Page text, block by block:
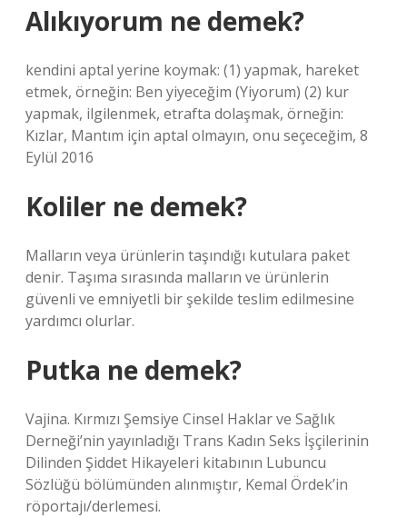
Alıkıyorum ne demek?
kendini aptal yerine koymak: (1) yapmak, hareket
etmek, örneğin: Ben yiyeceğim (Yiyorum) (2) kur
yapmak, ilgilenmek, etrafta dolaşmak, örneğin:
Kızlar, Mantım için aptal olmayın, onu seçeceğim, 8
Eylül 2016
Koliler ne demek?
Malların veya ürünlerin taşındığı kutulara paket
denir. Taşıma sırasında malların ve ürünlerin
güvenli ve emniyetli bir şekilde teslim edilmesine
yardımcı olurlar.
Putka ne demek?
Vajina. Kırmızı Şemsiye Cinsel Haklar ve Sağlık
Derneği’nin yayınladığı Trans Kadın Seks İşçilerinin
Dilinden Şiddet Hikayeleri kitabının Lubuncu
Sözlüğü bölümünden alınmıştır, Kemal Ördek’in
röportajı/derlemesi.